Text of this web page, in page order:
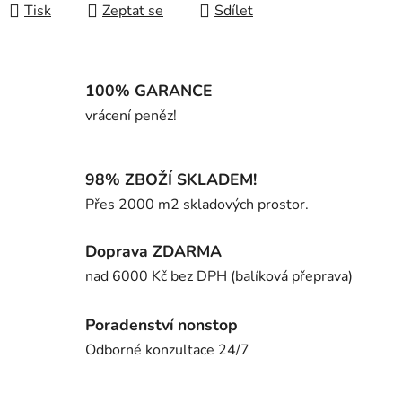
Tisk Zeptat se Sdílet
100% GARANCE
vrácení peněz!
98% ZBOŽÍ SKLADEM!
Přes 2000 m2 skladových prostor.
Doprava ZDARMA
nad 6000 Kč bez DPH (balíková přeprava)
Poradenství nonstop
Odborné konzultace 24/7